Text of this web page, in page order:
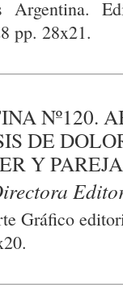
Argentina.
pp. 28x21.
Nº120.
DE
Y
Gráfico